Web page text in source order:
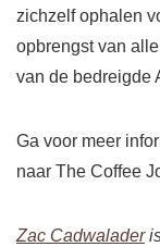
zichzelf ophalen
opbrengst van
van de bedreigde
Ga voor meer
naar The Coffee
Zac Cadwalader